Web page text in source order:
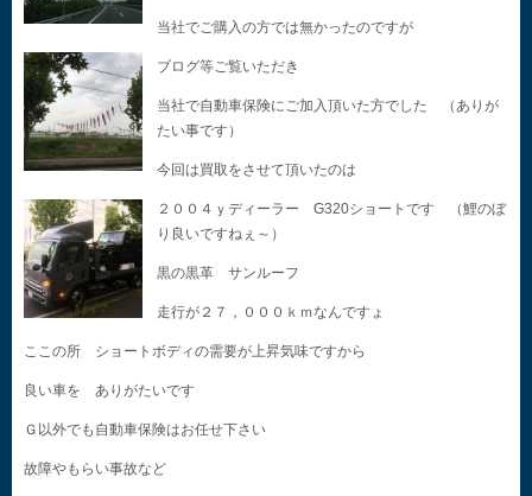
当社でご購入の方では無かったのですが
ブログ等ご覧いただき
当社で自動車保険にご加入頂いた方でした （ありが
たい事です）
今回は買取をさせて頂いたのは
２００４ｙディーラー G320ショートです （鯉のぼ
り良いですねぇ～）
黒の黒革 サンルーフ
走行が２７，０００ｋｍなんですょ
ここの所 ショートボディの需要が上昇気味ですから
良い車を ありがたいです
Ｇ以外でも自動車保険はお任せ下さい
故障やもらい事故など